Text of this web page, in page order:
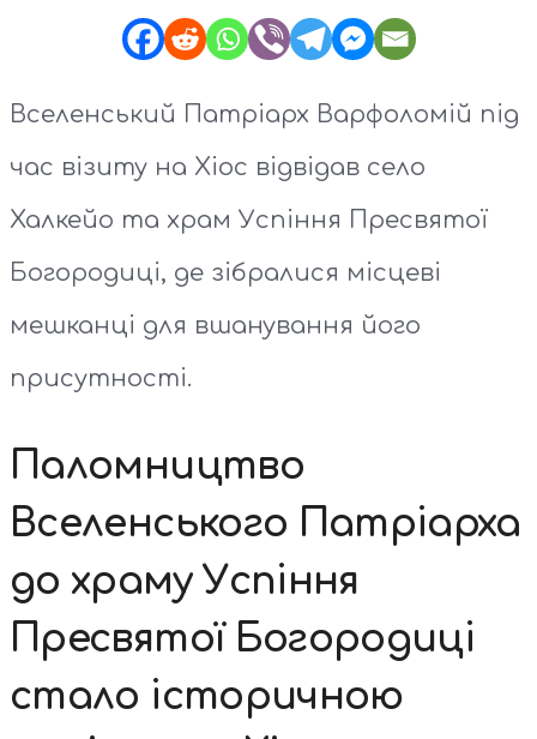
Вселенський Патріарх Варфоломій під
час візиту на Хіос відвідав село
Халкейо та храм Успіння Пресвятої
Богородиці, де зібралися місцеві
мешканці для вшанування його
присутності.
Паломництво
Вселенського Патріарха
до храму Успіння
Пресвятої Богородиці
стало історичною